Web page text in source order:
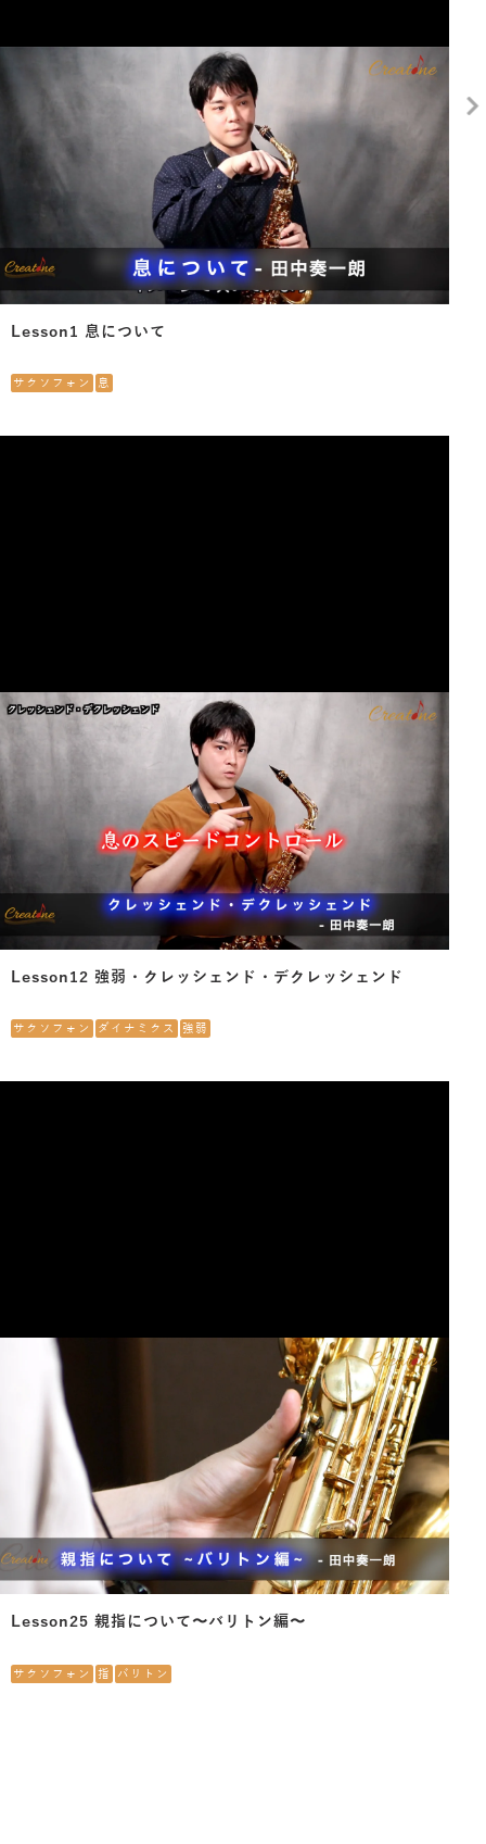
Lesson1 息について
サクソフォン 息
Lesson12 強弱・クレッシェンド・デクレッシェンド
サクソフォン ダイナミクス 強弱
Lesson25 親指について〜バリトン編〜
サクソフォン 指 バリトン